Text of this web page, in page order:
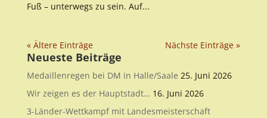
Fuß – unterwegs zu sein. Auf...
« Ältere Einträge Nächste Einträge »
Neueste Beiträge
Medaillenregen bei DM in Halle/Saale 25. Juni 2026
Wir zeigen es der Hauptstadt… 16. Juni 2026
3-Länder-Wettkampf mit Landesmeisterschaft